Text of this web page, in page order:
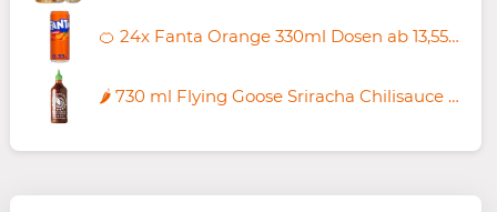
🍊 24x Fanta Orange 330ml Dosen ab 13,55€ (statt 23€) – nur 0,56/Dose
🌶️ 730 ml Flying Goose Sriracha Chilisauce in XL mit grüner Kappe ab 5,65€ (statt 9€)